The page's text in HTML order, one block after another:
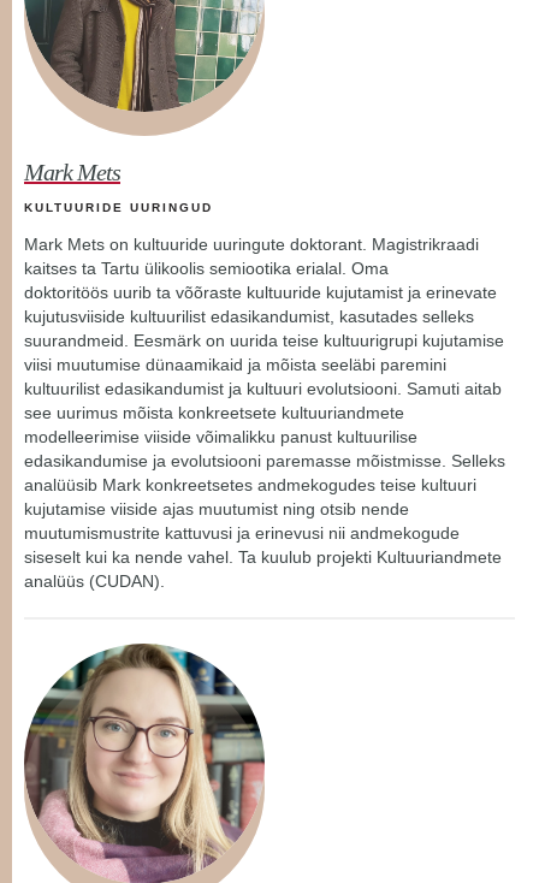
Mark Mets
KULTUURIDE UURINGUD
Mark Mets on kultuuride uuringute doktorant. Magistrikraadi
kaitses ta Tartu ülikoolis semiootika erialal. Oma
doktoritöös uurib ta võõraste kultuuride kujutamist ja erinevate
kujutusviiside kultuurilist edasikandumist, kasutades selleks
suurandmeid. Eesmärk on uurida teise kultuurigrupi kujutamise
viisi muutumise dünaamikaid ja mõista seeläbi paremini
kultuurilist edasikandumist ja kultuuri evolutsiooni. Samuti aitab
see uurimus mõista konkreetsete kultuuriandmete
modelleerimise viiside võimalikku panust kultuurilise
edasikandumise ja evolutsiooni paremasse mõistmisse. Selleks
analüüsib Mark konkreetsetes andmekogudes teise kultuuri
kujutamise viiside ajas muutumist ning otsib nende
muutumismustrite kattuvusi ja erinevusi nii andmekogude
siseselt kui ka nende vahel. Ta kuulub projekti Kultuuriandmete
analüüs (CUDAN).